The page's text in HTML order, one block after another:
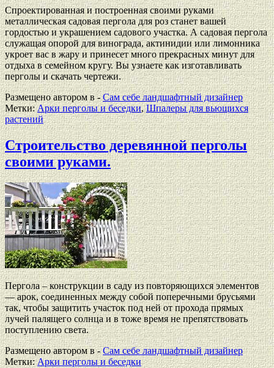
Спроектированная и построенная своими руками
металлическая садовая пергола для роз станет вашей
гордостью и украшением садового участка. А садовая пергола
служащая опорой для винограда, актинидии или лимонника
укроет вас в жару и принесет много прекрасных минут для
отдыха в семейном кругу. Вы узнаете как изготавливать
перголы и скачать чертежи.
Размещено автором в -Сам себе ландшафтный дизайнер
Метки:Арки перголы и беседки,Шпалеры для вьющихся
растений
Строительство деревянной перголы
своими руками.
Пергола – конструкции в саду из повторяющихся элементов
— арок, соединенных между собой поперечными брусьями
так, чтобы защитить участок под ней от прохода прямых
лучей палящего солнца и в тоже время не препятствовать
поступлению света.
Размещено автором в -Сам себе ландшафтный дизайнер
Метки:Арки перголы и беседки